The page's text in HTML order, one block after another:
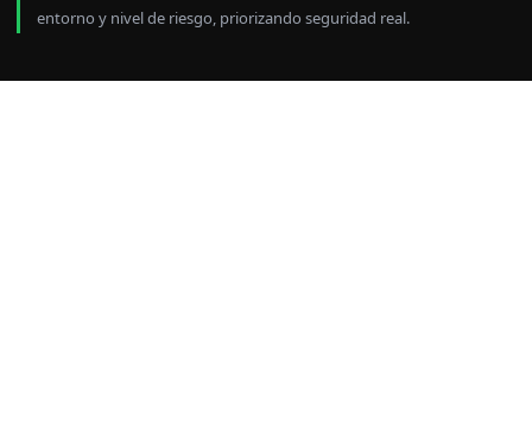
entorno y nivel de riesgo, priorizando seguridad real.